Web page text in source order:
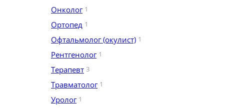
Онколог 1
Ортопед 1
Офтальмолог (окулист) 1
Рентгенолог 1
Терапевт 3
Травматолог 1
Уролог 1